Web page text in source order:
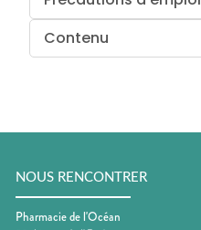
Contenu
NOUS RENCONTRER
Pharmacie de l'Océan